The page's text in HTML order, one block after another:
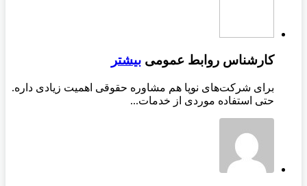
کارشناس روابط عمومی بیشتر
برای شرکت‌های نوپا هم مشاوره حقوقی اهمیت زیادی داره.
حتی استفاده موردی از خدمات...